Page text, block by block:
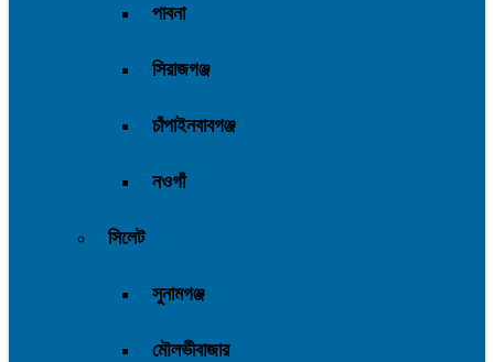
পাবনা
সিরাজগঞ্জ
চাঁপাইনবাবগঞ্জ
নওগাঁ
সিলেট
সুনামগঞ্জ
মৌলভীবাজার